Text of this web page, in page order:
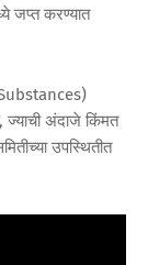
जप्त करण्यात
, ज्याची अंदाजे किंमत
उपस्थितीत